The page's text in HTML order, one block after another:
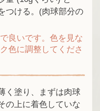
つける。(肉球部分の
良いです。色を見な
色に調整してくださ
く塗り、まずは肉球
の上に着色していな